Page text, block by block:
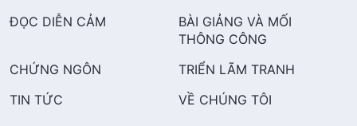
ĐỌC DIỄN CẢM
BÀI GIẢNG VÀ MỐI
THÔNG CÔNG
CHỨNG NGÔN
TRIỂN LÃM TRANH
TIN TỨC
VỀ CHÚNG TÔI